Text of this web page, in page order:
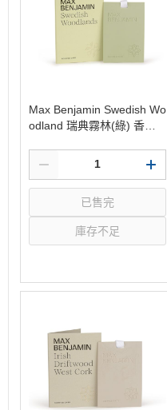
Max Benjamin Swedish Wo
odland 瑞典霧林(綠) 香氛
已售完
庫存不足